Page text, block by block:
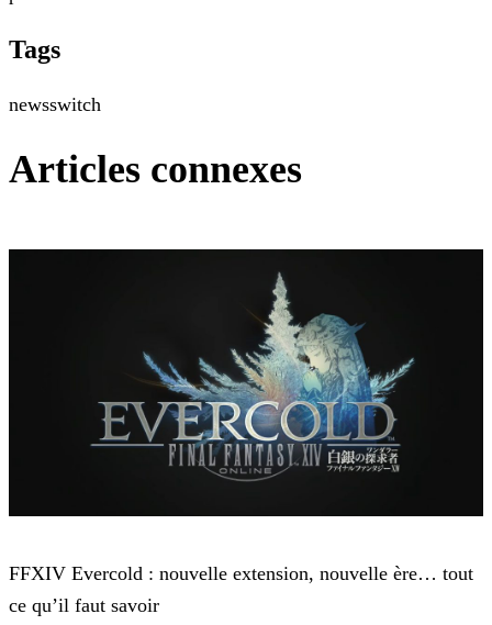
Tags
newsswitch
Articles connexes
FFXIV Evercold : nouvelle extension, nouvelle ère… tout
ce qu’il faut savoir